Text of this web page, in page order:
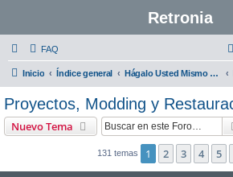
Retronia
FAQ
Inicio Índice general Hágalo Usted Mismo - DIY
Proyectos, Modding y
Nuevo Tema
131 temas 1 2 3 4 5